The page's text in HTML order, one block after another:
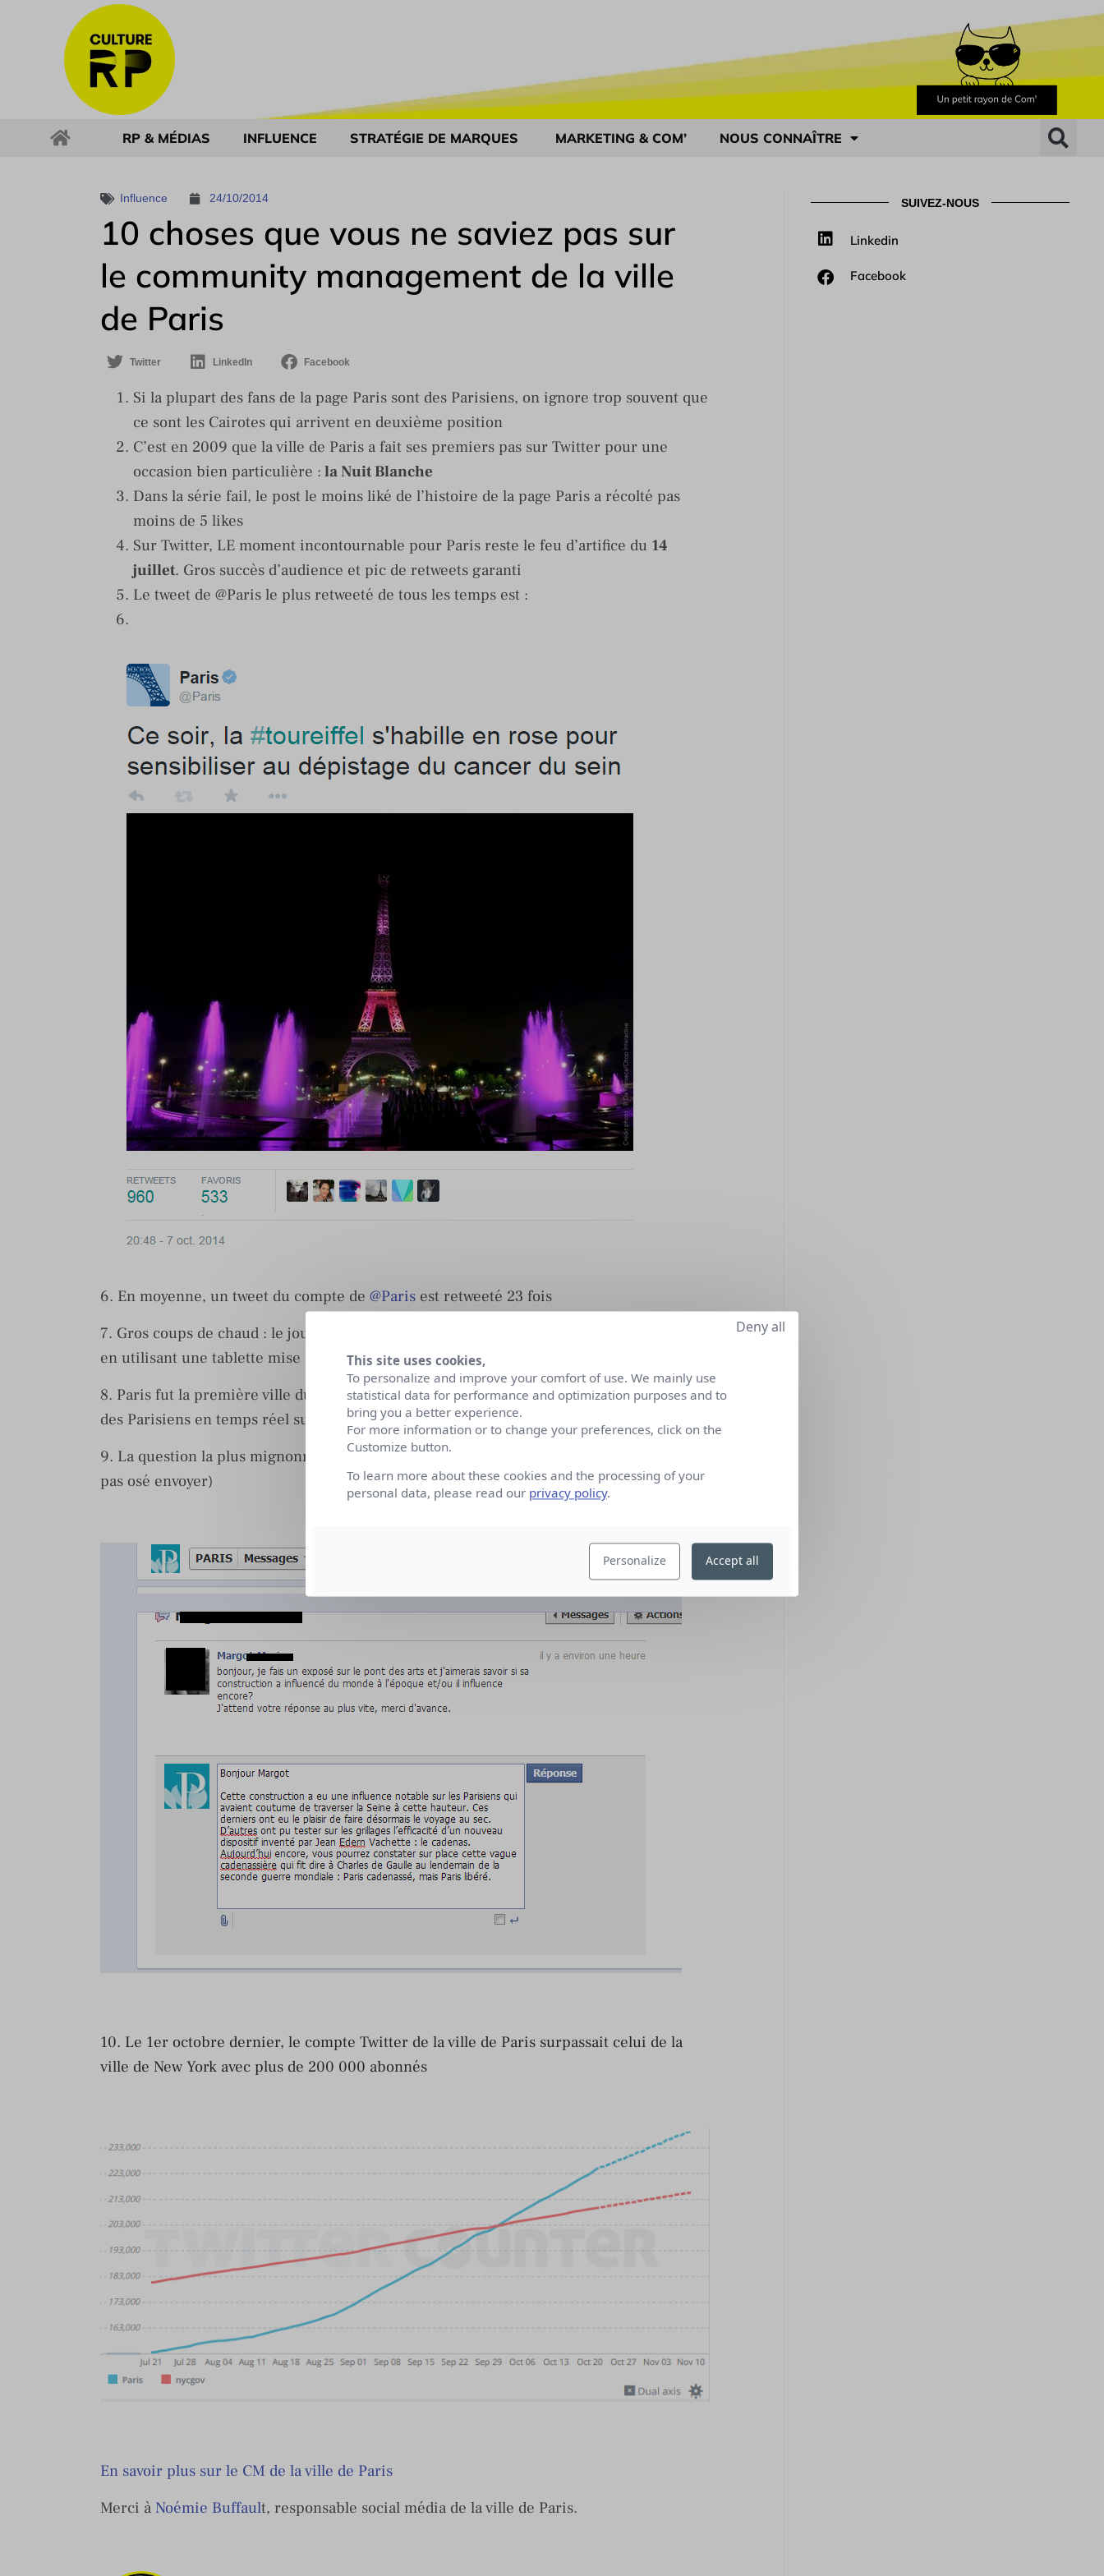
RP & MÉDIAS INFLUENCE STRATÉGIE DE MARQUES MARKETING & COM’ NOUS CONNAÎTRE
Influence 24/10/2014
10 choses que vous ne saviez pas sur
le community management de la ville
de Paris
Twitter LinkedIn Facebook
Si la plupart des fans de la page Paris sont des Parisiens, on ignore trop souvent que
ce sont les Cairotes qui arrivent en deuxième position
C’est en 2009 que la ville de Paris a fait ses premiers pas sur Twitter pour une
occasion bien particulière : la Nuit Blanche
Dans la série fail, le post le moins liké de l’histoire de la page Paris a récolté pas
moins de 5 likes
Sur Twitter, LE moment incontournable pour Paris reste le feu d’artifice du 14
juillet. Gros succès d’audience et pic de retweets garanti
Le tweet de @Paris le plus retweeté de tous les temps est :
6. En moyenne, un tweet du compte de @Paris est retweeté 23 fois
7. Gros coups de chaud : le jour où des mômes parviennent à hacker le compte @Paris
en utilisant une tablette mise à leur disposition sur le stand de la Ville au Salon du Livre.
8. Paris fut la première ville du monde à ouvrir un compte pour répondre aux questions
des Parisiens en temps réel sur Twitter : @ParisJ’écoute
9. La question la plus mignonne adressée à la page Paris (et sa réponse que nous n’avons
pas osé envoyer)
10. Le 1er octobre dernier, le compte Twitter de la ville de Paris surpassait celui de la
ville de New York avec plus de 200 000 abonnés
En savoir plus sur le CM de la ville de Paris
Merci à Noémie Buffault, responsable social média de la ville de Paris.
SUIVEZ-NOUS
Linkedin
Facebook
This site uses cookies,
To personalize and improve your comfort of use. We mainly use
statistical data for performance and optimization purposes and to
bring you a better experience.
For more information or to change your preferences, click on the
Customize button.
To learn more about these cookies and the processing of your
personal data, please read our privacy policy.
Personalize
Deny all
Accept all